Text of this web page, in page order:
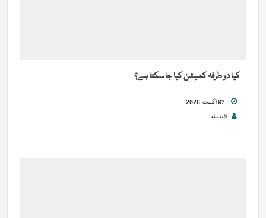
کیا دو طرفہ کمیشن کیا جا سکتا ہے؟
العلماء